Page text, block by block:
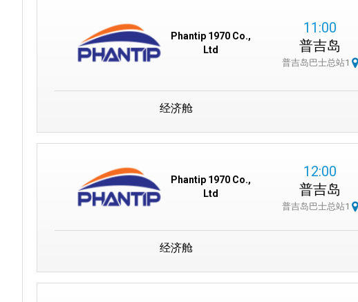
Phantip 1970 Co.,
Ltd
11:00
普吉岛
普吉岛巴士总站1
经济舱
Phantip 1970 Co.,
Ltd
12:00
普吉岛
普吉岛巴士总站1
经济舱